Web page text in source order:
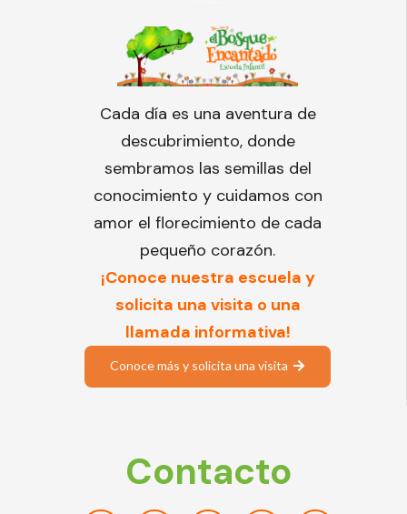
Cada día es una aventura de
descubrimiento, donde
sembramos las semillas del
conocimiento y cuidamos con
amor el florecimiento de cada
pequeño corazón.
¡Conoce nuestra escuela y
solicita una visita o una
llamada informativa!
Conoce más y solicita una visita
Contacto